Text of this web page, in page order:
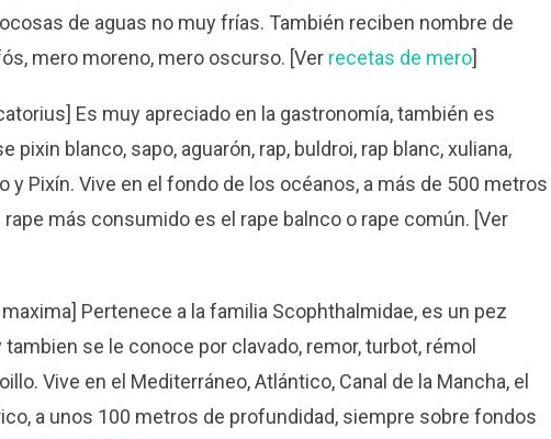
de aguas no muy frías. También reciben nombre de
mero moreno, mero oscurso. [Ver recetas de mero]
Es muy apreciado en la gastronomía, también es
pixin blanco, sapo, aguarón, rap, buldroi, rap blanc, xuliana,
y Pixín. Vive en el fondo de los océanos, a más de 500 metros
más consumido es el rape balnco o rape común. [Ver
Pertenece a la familia Scophthalmidae, es un pez
se le conoce por clavado, remor, turbot, rémol
Vive en el Mediterráneo, Atlántico, Canal de la Mancha, el
a unos 100 metros de profundidad, siempre sobre fondos